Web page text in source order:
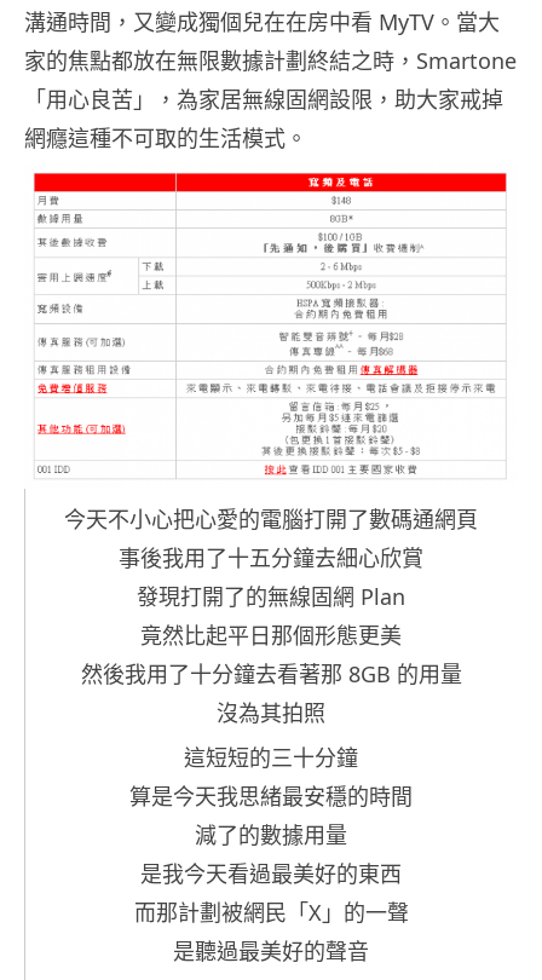
溝通時間，又變成獨個兒在在房中看 MyTV。當大
家的焦點都放在無限數據計劃終結之時，Smartone
「用心良苦」，為家居無線固網設限，助大家戒掉
網癮這種不可取的生活模式。
今天不小心把心愛的電腦打開了數碼通網頁
事後我用了十五分鐘去細心欣賞
發現打開了的無線固網 Plan
竟然比起平日那個形態更美
然後我用了十分鐘去看著那 8GB 的用量
沒為其拍照
這短短的三十分鐘
算是今天我思緒最安穩的時間
減了的數據用量
是我今天看過最美好的東西
而那計劃被網民「X」的一聲
是聽過最美好的聲音